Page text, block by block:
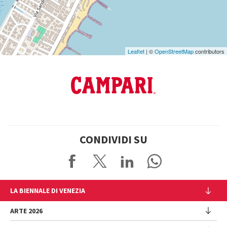
Leaflet | ©OpenStreetMapcontributors
CONDIVIDI SU
LA BIENNALE DI VENEZIA
L'Istituzione
Cariche istituzionali
ARTE 2026